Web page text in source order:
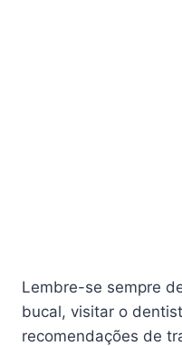
Lembre-se sempre
bucal, visitar o
recomendações de